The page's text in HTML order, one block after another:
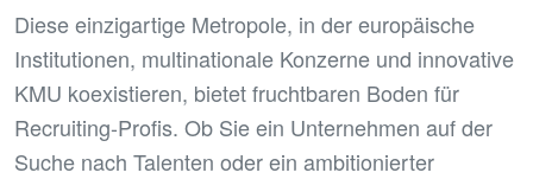
Diese einzigartige Metropole, in der europäische
Institutionen, multinationale Konzerne und innovative
KMU koexistieren, bietet fruchtbaren Boden für
Recruiting-Profis. Ob Sie ein Unternehmen auf der
Suche nach Talenten oder ein ambitionierter